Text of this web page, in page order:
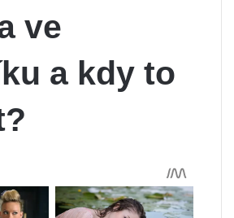
ve
a kdy to